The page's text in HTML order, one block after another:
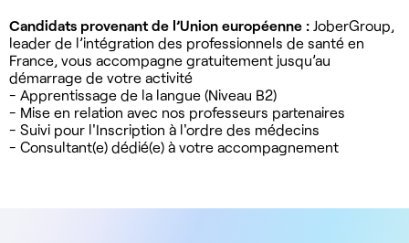
Candidats provenant de l’Union européenne : JoberGroup,
leader de l’intégration des professionnels de santé en
France, vous accompagne gratuitement jusqu’au
démarrage de votre activité
- Apprentissage de la langue (Niveau B2)
- Mise en relation avec nos professeurs partenaires
- Suivi pour l'Inscription à l'ordre des médecins
- Consultant(e) dédié(e) à votre accompagnement